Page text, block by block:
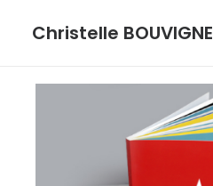
Christelle BOUVIGNE
GRAPHISME ET ILLUSTRATIONS
DESSINS ET PASTELS